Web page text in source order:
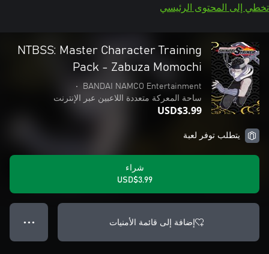
تخطي إلى المحتوى الرئيسي
NTBSS: Master Character Training
Pack - Zabuza Momochi
BANDAI NAMCO Entertainment
•
ساحة المعركة متعددة اللاعبين عبر الإنترنت
USD$3.99
يتطلب توفر لعبة
شراء
USD$3.99
إضافة إلى قائمة الأمنيات ● ● ●